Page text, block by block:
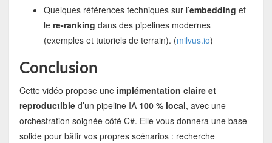
Quelques références techniques sur l’embedding et
le re-ranking dans des pipelines modernes
(exemples et tutoriels de terrain). (milvus.io)
Conclusion
Cette vidéo propose une implémentation claire et
reproductibled’un pipeline IA 100 % local, avec une
orchestration soignée côté C#. Elle vous donnera une base
solide pour bâtir vos propres scénarios : recherche